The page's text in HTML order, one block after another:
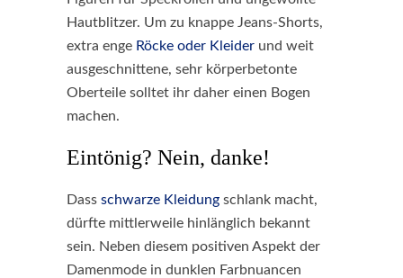
Hautblitzer. Um zu knappe Jeans-Shorts,
extra enge Röcke oder Kleider und weit
ausgeschnittene, sehr körperbetonte
Oberteile solltet ihr daher einen Bogen
machen.
Eintönig? Nein, danke!
Dass schwarze Kleidung schlank macht,
dürfte mittlerweile hinlänglich bekannt
sein. Neben diesem positiven Aspekt der
Damenmode in dunklen Farbnuancen